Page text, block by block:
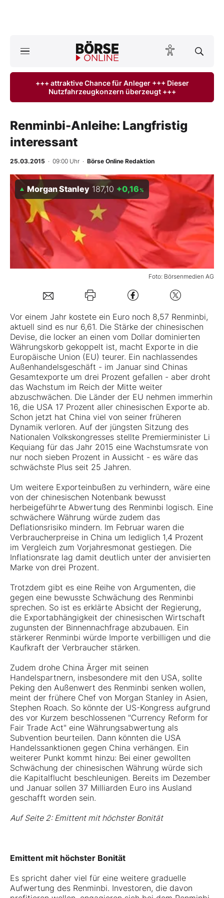
ktuelle Ausgabe BÖRSE ONLINE lesen
Anlageprodukte
Finanz-Check
BO-Musterdepots
Experten
Mein B:O
Kontakt
+++ attraktive Chance für Anleger +++ Dieser
Nutzfahrzeugkonzern überzeugt +++
Renminbi-Anleihe: Langfristig
interessant
25.03.2015 · 09:00 Uhr · Börse Online Redaktion
Foto: Börsenmedien AG
Morgan Stanley 187,10 +0,16 %
Vor einem Jahr kostete ein Euro noch 8,57 Renminbi,
aktuell sind es nur 6,61. Die Stärke der chinesischen
Devise, die locker an einen vom Dollar dominierten
Währungskorb gekoppelt ist, macht Exporte in die
Europäische Union (EU) teurer. Ein nachlassendes
Außenhandelsgeschäft - im Januar sind Chinas
Gesamtexporte um drei Prozent gefallen - aber droht
das Wachstum im Reich der Mitte weiter
abzuschwächen. Die Länder der EU nehmen immerhin
16, die USA 17 Prozent aller chinesischen Exporte ab.
Schon jetzt hat China viel von seiner früheren
Dynamik verloren. Auf der jüngsten Sitzung des
Nationalen Volkskongresses stellte Premierminister Li
Kequiang für das Jahr 2015 eine Wachstumsrate von
nur noch sieben Prozent in Aussicht - es wäre das
schwächste Plus seit 25 Jahren.
Um weitere Exporteinbußen zu verhindern, wäre eine
von der chinesischen Notenbank bewusst
herbeigeführte Abwertung des Renminbi logisch. Eine
schwächere Währung würde zudem das
Deflationsrisiko mindern. Im Februar waren die
Verbraucherpreise in China um lediglich 1,4 Prozent
im Vergleich zum Vorjahresmonat gestiegen. Die
Inflationsrate lag damit deutlich unter der anvisierten
Marke von drei Prozent.
Trotzdem gibt es eine Reihe von Argumenten, die
gegen eine bewusste Schwächung des Renminbi
sprechen. So ist es erklärte Absicht der Regierung,
die Exportabhängigkeit der chinesischen Wirtschaft
zugunsten der Binnennachfrage abzubauen. Ein
stärkerer Renminbi würde Importe verbilligen und die
Kaufkraft der Verbraucher stärken.
Zudem drohe China Ärger mit seinen
Handelspartnern, insbesondere mit den USA, sollte
Peking den Außenwert des Renminbi senken wollen,
meint der frühere Chef von Morgan Stanley in Asien,
Stephen Roach. So könnte der US-Kongress aufgrund
des vor Kurzem beschlossenen "Currency Reform for
Fair Trade Act" eine Währungsabwertung als
Subvention beurteilen. Dann könnten die USA
Handelssanktionen gegen China verhängen. Ein
weiterer Punkt kommt hinzu: Bei einer gewollten
Schwächung der chinesischen Währung würde sich
die Kapitalflucht beschleunigen. Bereits im Dezember
und Januar sollen 37 Milliarden Euro ins Ausland
geschafft worden sein.
Auf Seite 2: Emittent mit höchster Bonität
Emittent mit höchster Bonität
Es spricht daher viel für eine weitere graduelle
Aufwertung des Renminbi. Investoren, die davon